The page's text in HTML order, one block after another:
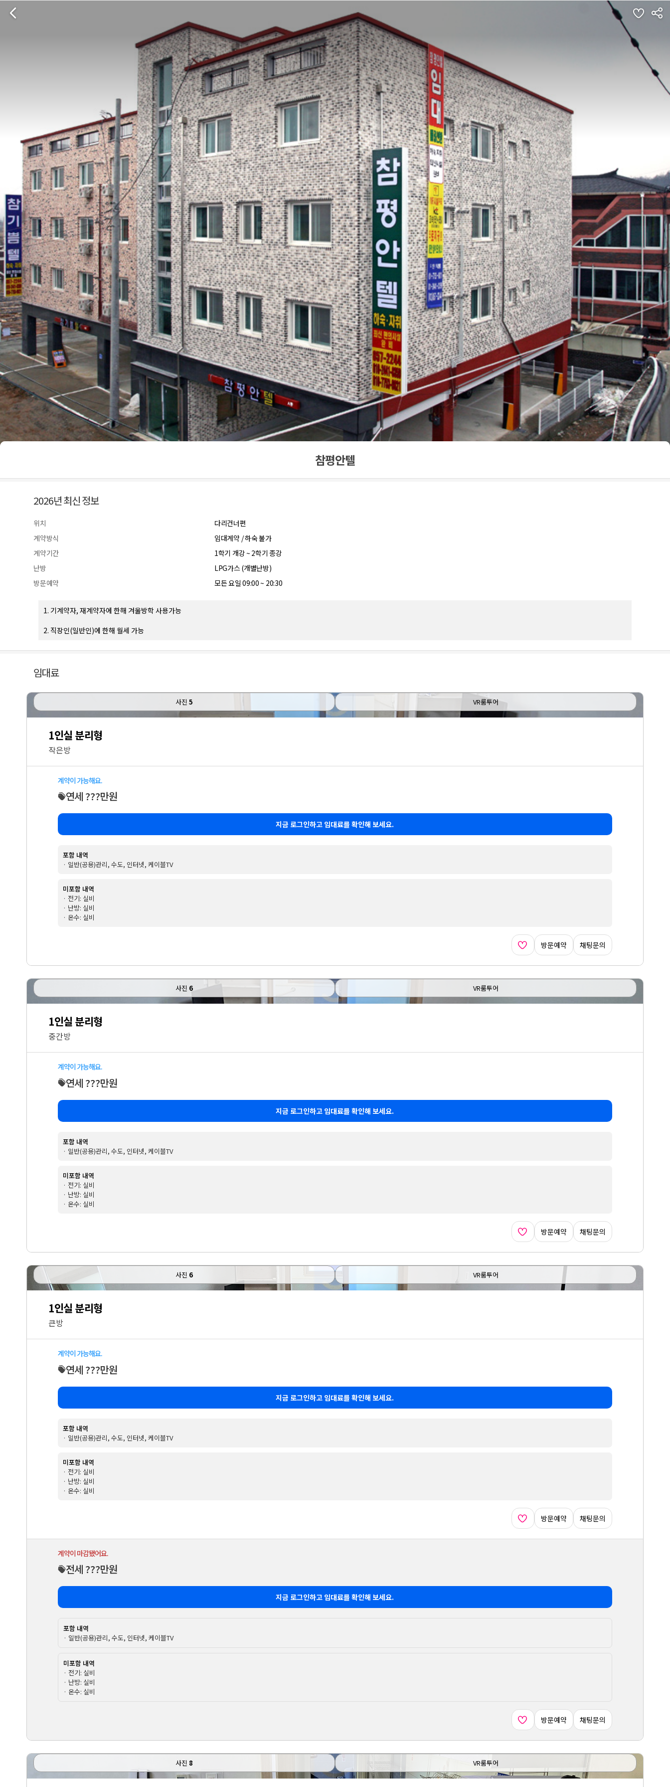
참평안텔
2026년 최신 정보
위치
다리건너편
계약방식
임대계약 / 하숙 불가
계약기간
1학기 개강 ~ 2학기 종강
난방
LPG가스 (개별난방)
방문예약
모든 요일 09:00 ~ 20:30
1. 기계약자, 재계약자에 한해 겨울방학 사용가능
2. 직장인(일반인)에 한해 월세 가능
임대료
사진 5 VR룸투어
1인실 분리형
작은방
계약이 가능해요.
연세 ???만원
지금 로그인하고 임대료를 확인해 보세요.
포함 내역
· 일반(공용)관리, 수도, 인터넷, 케이블TV
미포함 내역
· 전기: 실비
· 난방: 실비
· 온수: 실비
방문예약 채팅문의
사진 6 VR룸투어
1인실 분리형
중간방
계약이 가능해요.
연세 ???만원
지금 로그인하고 임대료를 확인해 보세요.
포함 내역
· 일반(공용)관리, 수도, 인터넷, 케이블TV
미포함 내역
· 전기: 실비
· 난방: 실비
· 온수: 실비
방문예약 채팅문의
사진 6 VR룸투어
1인실 분리형
큰방
계약이 가능해요.
연세 ???만원
지금 로그인하고 임대료를 확인해 보세요.
포함 내역
· 일반(공용)관리, 수도, 인터넷, 케이블TV
미포함 내역
· 전기: 실비
· 난방: 실비
· 온수: 실비
방문예약 채팅문의
계약이 마감됐어요.
전세 ???만원
지금 로그인하고 임대료를 확인해 보세요.
포함 내역
· 일반(공용)관리, 수도, 인터넷, 케이블TV
미포함 내역
· 전기: 실비
· 난방: 실비
· 온수: 실비
방문예약 채팅문의
사진 8 VR룸투어